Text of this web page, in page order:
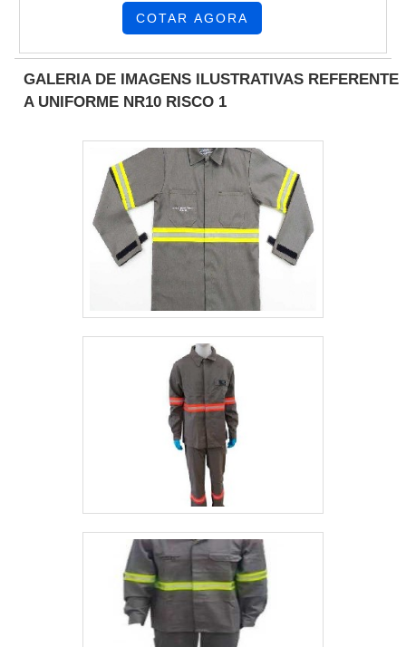
ela melhora a imagem profissional do
marca, garantindo uma operação de alta
qualidade.
COTAR AGORA
GALERIA DE IMAGENS ILUSTRATIVAS REFERENTE
A UNIFORME NR10 RISCO 1